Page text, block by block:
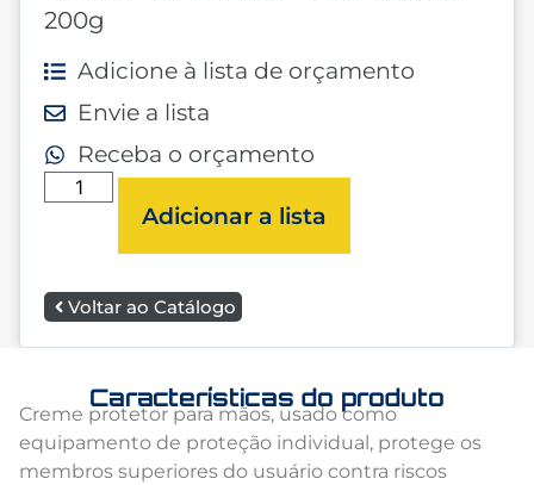
200g
Adicione à lista de orçamento
Envie a lista
Receba o orçamento
Adicionar a lista
Voltar ao Catálogo
Características do produto
Creme protetor para mãos, usado como
equipamento de proteção individual, protege os
membros superiores do usuário contra riscos